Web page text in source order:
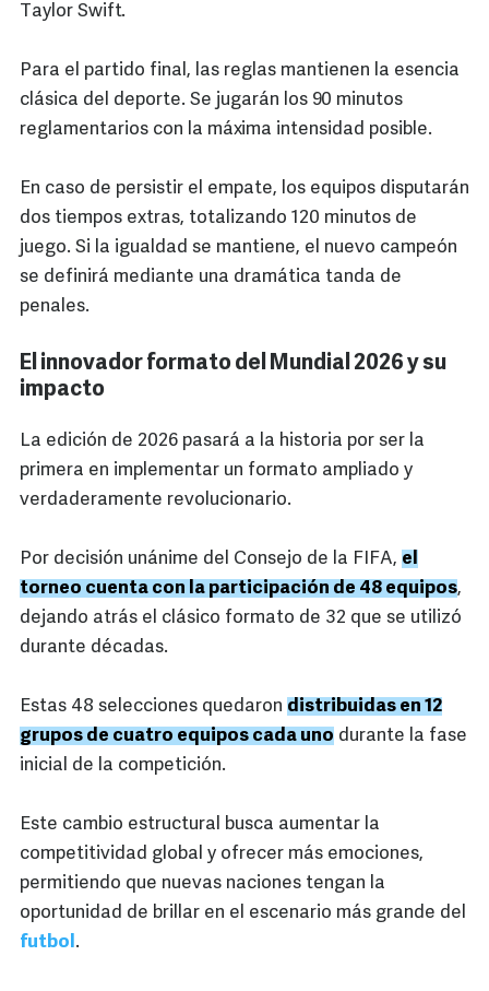
Taylor Swift.
Para el partido final, las reglas mantienen la esencia
clásica del deporte. Se jugarán los 90 minutos
reglamentarios con la máxima intensidad posible.
En caso de persistir el empate, los equipos disputarán
dos tiempos extras, totalizando 120 minutos de
juego. Si la igualdad se mantiene, el nuevo campeón
se definirá mediante una dramática tanda de
penales.
El innovador formato del Mundial 2026 y su
impacto
La edición de 2026 pasará a la historia por ser la
primera en implementar un formato ampliado y
verdaderamente revolucionario.
Por decisión unánime del Consejo de la FIFA, el
torneo cuenta con la participación de 48 equipos,
dejando atrás el clásico formato de 32 que se utilizó
durante décadas.
Estas 48 selecciones quedaron distribuidas en 12
grupos de cuatro equipos cada uno durante la fase
inicial de la competición.
Este cambio estructural busca aumentar la
competitividad global y ofrecer más emociones,
permitiendo que nuevas naciones tengan la
oportunidad de brillar en el escenario más grande del
futbol.